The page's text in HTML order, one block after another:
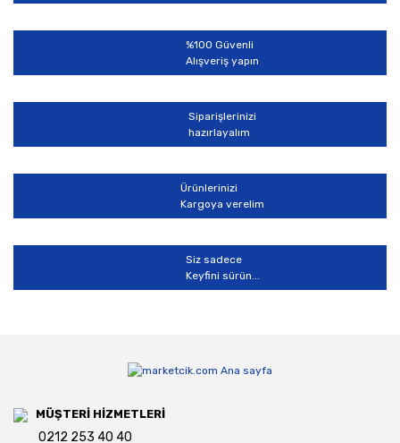
%100 Güvenli
Alışveriş yapın
Siparişlerinizi
hazırlayalım
Ürünlerinizi
Kargoya verelim
Siz sadece
Keyfini sürün...
MÜŞTERİ HİZMETLERİ
0212 253 40 40